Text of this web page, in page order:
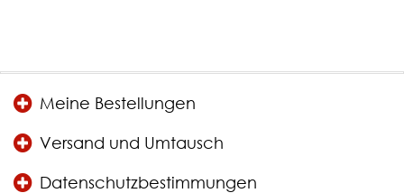
Meine Bestellungen
Versand und Umtausch
Datenschutzbestimmungen